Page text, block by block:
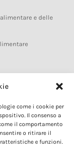
come i cookie per
Il consenso a
il comportamento
o ritirare il
e funzioni.
e delle